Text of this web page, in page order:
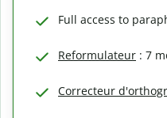
Full access to
Reformulateur : 7
Correcteur